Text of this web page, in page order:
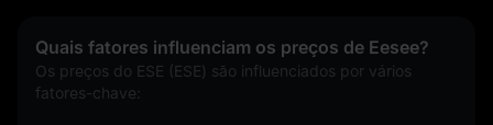
Quais fatores influenciam os preços de Eesee?
Os preços do ESE (ESE) são influenciados por vários
fatores-chave: